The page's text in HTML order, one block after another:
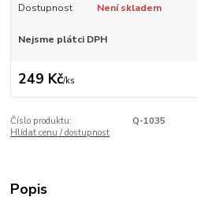
Dostupnost Není skladem
Nejsme plátci DPH
249 Kč/ks
Číslo produktu:
Q-1035
Hlídat cenu / dostupnost
Popis